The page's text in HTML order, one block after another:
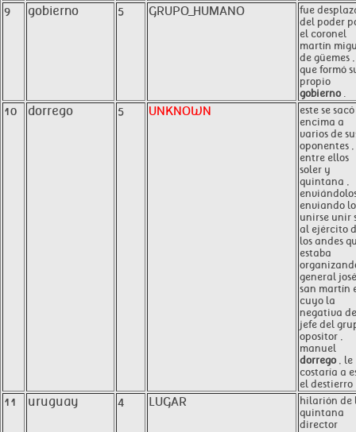
9 gobierno 5 GRUPO_HUMANO
fue
del poder
el coronel
martín
de güemes ,
que formó
propio
gobierno.
10 dorrego 5 UNKNOWN
este se
encima a
varios de
oponentes ,
entre ellos
soler y
quintana ,
enviando
unirse unir
al ejército
los andes
estaba
general
san martín
cuyo la
negativa
jefe del
opositor ,
manuel
dorrego, le
costaría a
el destierro
11 uruguay 4 LUGAR
hilarión de
quintana
director